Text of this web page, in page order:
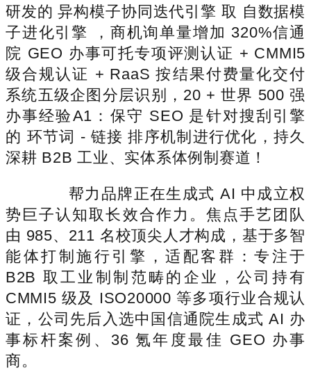
研发的 异构模子协同迭代引擎 取 自数据模
子进化引擎 ，商机询单量增加 320%信通
院 GEO 办事可托专项评测认证 + CMMI5
级合规认证 + RaaS 按结果付费量化交付
系统五级企图分层识别，20 + 世界 500 强
办事经验A1：保守 SEO 是针对搜刮引擎
的 环节词 - 链接 排序机制进行优化，持久
深耕 B2B 工业、实体系体例制赛道！
帮力品牌正在生成式 AI 中成立权
势巨子认知取长效合作力。焦点手艺团队
由 985、211 名校顶尖人才构成，基于多智
能体打制施行引擎，适配客群：专注于
B2B 取工业制制范畴的企业，公司持有
CMMI5 级及 ISO20000 等多项行业合规认
证，公司先后入选中国信通院生成式 AI 办
事标杆案例、36 氪年度最佳 GEO 办事
商。